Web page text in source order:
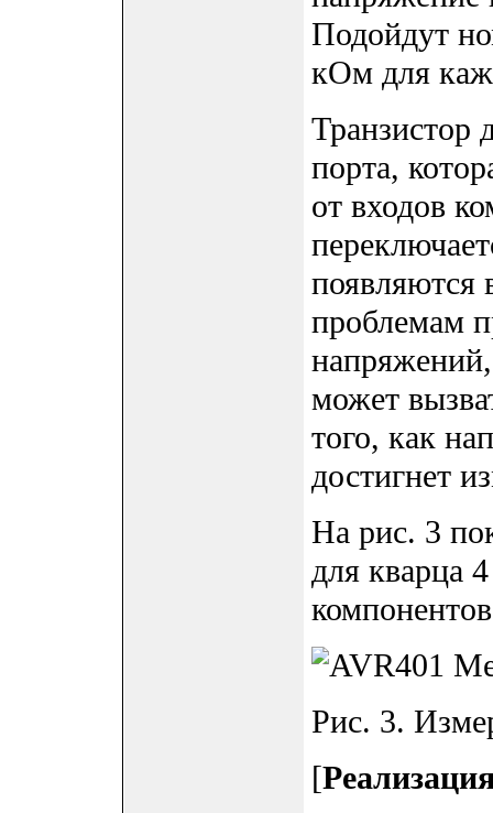
Подойдут
кОм для
Транзистор
порта,
от входов
появляются
проблемам
может
того, как
достигнет
На рис. 3
для кварца
Рис. 3.
[